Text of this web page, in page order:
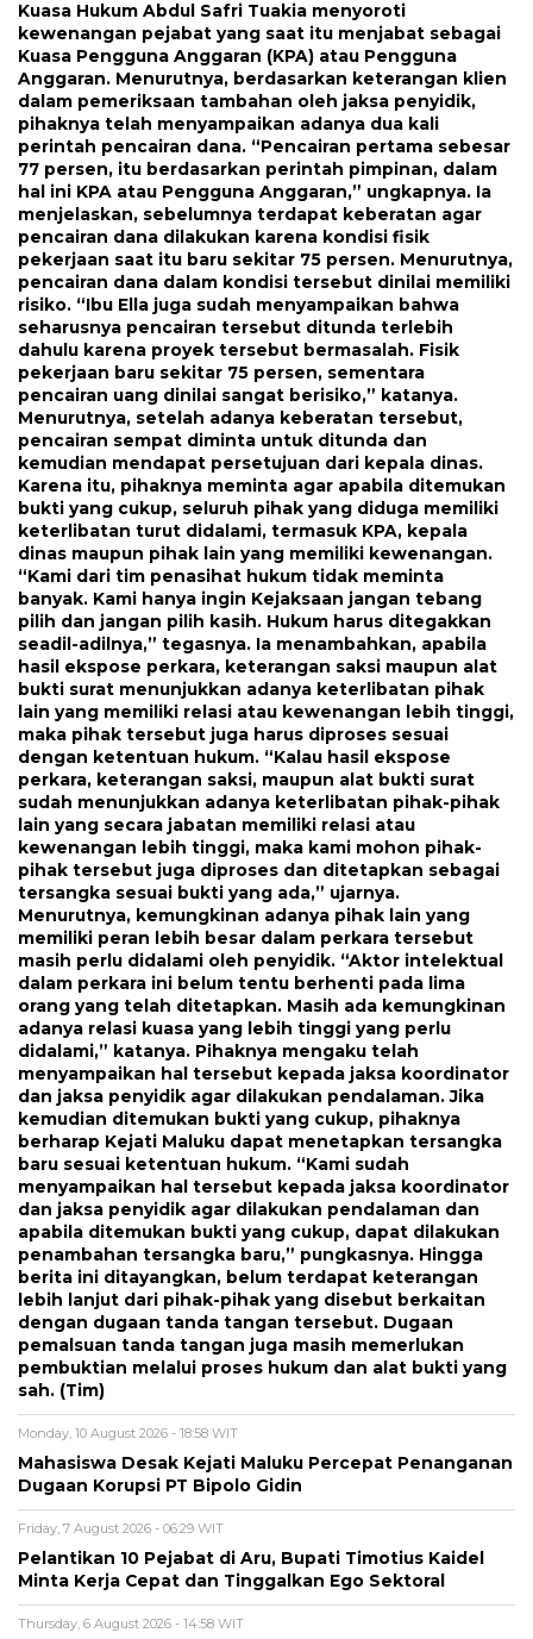
Kuasa Hukum Abdul Safri Tuakia menyoroti
kewenangan pejabat yang saat itu menjabat sebagai
Kuasa Pengguna Anggaran (KPA) atau Pengguna
Anggaran. Menurutnya, berdasarkan keterangan klien
dalam pemeriksaan tambahan oleh jaksa penyidik,
pihaknya telah menyampaikan adanya dua kali
perintah pencairan dana. “Pencairan pertama sebesar
77 persen, itu berdasarkan perintah pimpinan, dalam
hal ini KPA atau Pengguna Anggaran,” ungkapnya. Ia
menjelaskan, sebelumnya terdapat keberatan agar
pencairan dana dilakukan karena kondisi fisik
pekerjaan saat itu baru sekitar 75 persen. Menurutnya,
pencairan dana dalam kondisi tersebut dinilai memiliki
risiko. “Ibu Ella juga sudah menyampaikan bahwa
seharusnya pencairan tersebut ditunda terlebih
dahulu karena proyek tersebut bermasalah. Fisik
pekerjaan baru sekitar 75 persen, sementara
pencairan uang dinilai sangat berisiko,” katanya.
Menurutnya, setelah adanya keberatan tersebut,
pencairan sempat diminta untuk ditunda dan
kemudian mendapat persetujuan dari kepala dinas.
Karena itu, pihaknya meminta agar apabila ditemukan
bukti yang cukup, seluruh pihak yang diduga memiliki
keterlibatan turut didalami, termasuk KPA, kepala
dinas maupun pihak lain yang memiliki kewenangan.
“Kami dari tim penasihat hukum tidak meminta
banyak. Kami hanya ingin Kejaksaan jangan tebang
pilih dan jangan pilih kasih. Hukum harus ditegakkan
seadil-adilnya,” tegasnya. Ia menambahkan, apabila
hasil ekspose perkara, keterangan saksi maupun alat
bukti surat menunjukkan adanya keterlibatan pihak
lain yang memiliki relasi atau kewenangan lebih tinggi,
maka pihak tersebut juga harus diproses sesuai
dengan ketentuan hukum. “Kalau hasil ekspose
perkara, keterangan saksi, maupun alat bukti surat
sudah menunjukkan adanya keterlibatan pihak-pihak
lain yang secara jabatan memiliki relasi atau
kewenangan lebih tinggi, maka kami mohon pihak-
pihak tersebut juga diproses dan ditetapkan sebagai
tersangka sesuai bukti yang ada,” ujarnya.
Menurutnya, kemungkinan adanya pihak lain yang
memiliki peran lebih besar dalam perkara tersebut
masih perlu didalami oleh penyidik. “Aktor intelektual
dalam perkara ini belum tentu berhenti pada lima
orang yang telah ditetapkan. Masih ada kemungkinan
adanya relasi kuasa yang lebih tinggi yang perlu
didalami,” katanya. Pihaknya mengaku telah
menyampaikan hal tersebut kepada jaksa koordinator
dan jaksa penyidik agar dilakukan pendalaman. Jika
kemudian ditemukan bukti yang cukup, pihaknya
berharap Kejati Maluku dapat menetapkan tersangka
baru sesuai ketentuan hukum. “Kami sudah
menyampaikan hal tersebut kepada jaksa koordinator
dan jaksa penyidik agar dilakukan pendalaman dan
apabila ditemukan bukti yang cukup, dapat dilakukan
penambahan tersangka baru,” pungkasnya. Hingga
berita ini ditayangkan, belum terdapat keterangan
lebih lanjut dari pihak-pihak yang disebut berkaitan
dengan dugaan tanda tangan tersebut. Dugaan
pemalsuan tanda tangan juga masih memerlukan
pembuktian melalui proses hukum dan alat bukti yang
sah. (Tim)
Monday, 10 August 2026 - 18:58 WIT
Mahasiswa Desak Kejati Maluku Percepat Penanganan
Dugaan Korupsi PT Bipolo Gidin
Friday, 7 August 2026 - 06:29 WIT
Pelantikan 10 Pejabat di Aru, Bupati Timotius Kaidel
Minta Kerja Cepat dan Tinggalkan Ego Sektoral
Thursday, 6 August 2026 - 14:58 WIT